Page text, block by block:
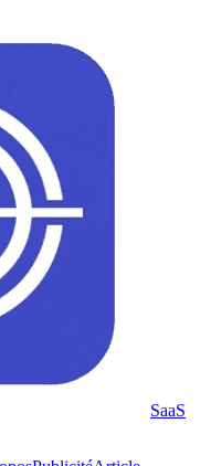
SaaS